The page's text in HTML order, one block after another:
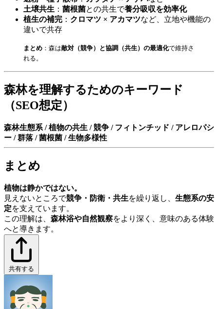
土壌共生 ： 菌根菌との共生で養分吸収を効率化
植生の補完 ： クロマツ × アカマツなど、立地や機能の
違いで共存
まとめ ：森は敵対（競争）と協調（共生）の最適化で維持さ
れる。
森林を理解するためのキーワード
（SEO想定）
森林生態系 / 植物の共生 / 競争 / フィトンチッド / アレロパシ
ー / 群落 / 菌根菌 / 生物多様性
まとめ
植物は静かではない。
見えないところで競争・防衛・共生を繰り返し、 生態系の安
定を支えています。
この理解は、 森林浴や自然観察をより深く、意味のある体験
へと導きます。
共有する